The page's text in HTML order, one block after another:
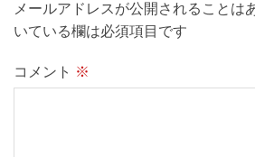
メールアドレスが公開されることは
いている欄は必須項目です
コメント ※